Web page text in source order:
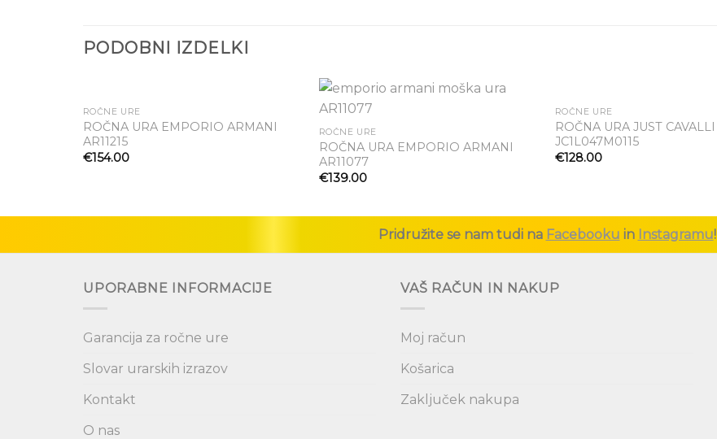
PODOBNI IZDELKI
ROČNE URE
ROČNA URA EMPORIO ARMANI
AR11215
€154.00
Dodaj
na seznam
ROČNE URE
ROČNA URA EMPORIO ARMANI
AR11077
€139.00
ROČNE URE
ROČNA URA JUST CAVALLI
JC1L047M0115
€128.00
Pridružite se nam tudi na Facebooku in Instagramu!
UPORABNE INFORMACIJE
Garancija za ročne ure
Slovar urarskih izrazov
Kontakt
O nas
VAŠ RAČUN IN NAKUP
Moj račun
Košarica
Zaključek nakupa